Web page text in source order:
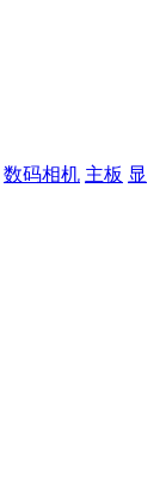
数码相机 主板 显